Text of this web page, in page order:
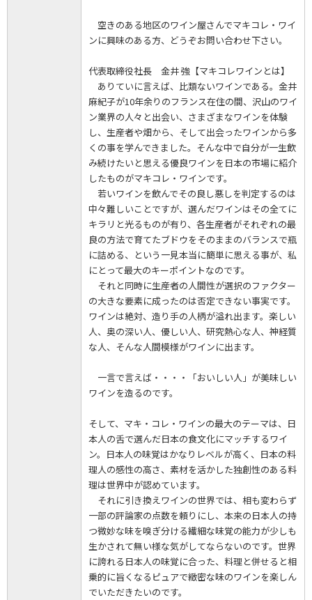
空きのある地区のワイン屋さんでマキコレ・ワイ
ンに興味のある方、どうぞお問い合わせ下さい。
代表取締役社長 金井 強【マキコレワインとは】
ありていに言えば、比類ないワインである。金井
麻紀子が10年余りのフランス在住の間、沢山のワイ
ン業界の人々と出会い、さまざまなワインを体験
し、生産者や畑から、そして出会ったワインから多
くの事を学んできました。そんな中で自分が一生飲
み続けたいと思える優良ワインを日本の市場に紹介
したものがマキコレ・ワインです。
若いワインを飲んでその良し悪しを判定するのは
中々難しいことですが、選んだワインはその全てに
キラリと光るものが有り、各生産者がそれぞれの最
良の方法で育てたブドウをそのままのバランスで瓶
に詰める、という一見本当に簡単に思える事が、私
にとって最大のキーポイントなのです。
それと同時に生産者の人間性が選択のファクター
の大きな要素に成ったのは否定できない事実です。
ワインは絶対、造り手の人柄が溢れ出ます。楽しい
人、奥の深い人、優しい人、研究熱心な人、神経質
な人、そんな人間模様がワインに出ます。
一言で言えば・・・・「おいしい人」が美味しい
ワインを造るのです。
そして、マキ・コレ・ワインの最大のテーマは、日
本人の舌で選んだ日本の食文化にマッチするワイ
ン。日本人の味覚はかなりレベルが高く、日本の料
理人の感性の高さ、素材を活かした独創性のある料
理は世界中が認めています。
それに引き換えワインの世界では、相も変わらず
一部の評論家の点数を頼りにし、本来の日本人の持
つ微妙な味を嗅ぎ分ける繊細な味覚の能力が少しも
生かされて無い様な気がしてならないのです。世界
に誇れる日本人の味覚に合った、料理と併せると相
乗的に旨くなるピュアで緻密な味のワインを楽しん
でいただきたいのです。